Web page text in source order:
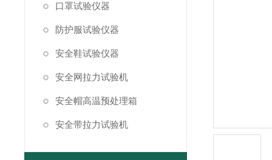
口罩试验仪器
防护服试验仪器
安全鞋试验仪器
安全网拉力试验机
安全帽高温预处理箱
安全带拉力试验机